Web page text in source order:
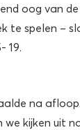
oog van
te spelen –
19.
na
kijken uit